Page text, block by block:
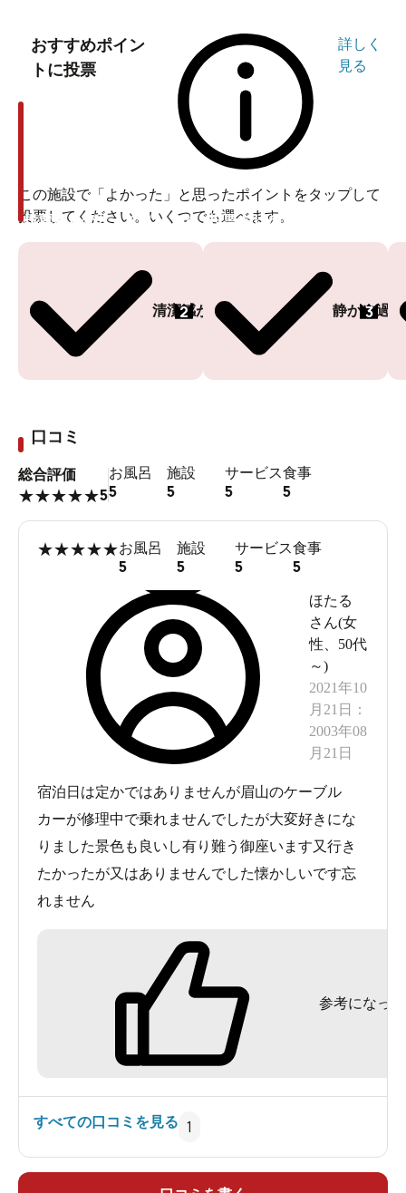
おすすめポイン
トに投票
詳しく
見る
この施設で「よかった」と思ったポイントをタップして
投票してください。いくつでも選べます。
清潔感がある
2
投票ありがとうございます
静かに過
3
投票ありがとうございます
口コミ
総合評価
★★★★★5
お風呂
5
施設
5
サービス
5
食事
5
★★★★★お風呂
5
施設
5
サービス
5
食事
5
ほたる
さん(女
性
50代
～)
2021年10
月21日
：
2003年08
月21日
宿泊日は定かではありませんが眉山のケーブル
カーが修理中で乗れませんでしたが大変好きにな
りました景色も良いし有り難う御座います又行き
たかったが又はありませんでした懐かしいです忘
れません
参考になった
すべての口コミを見る 1